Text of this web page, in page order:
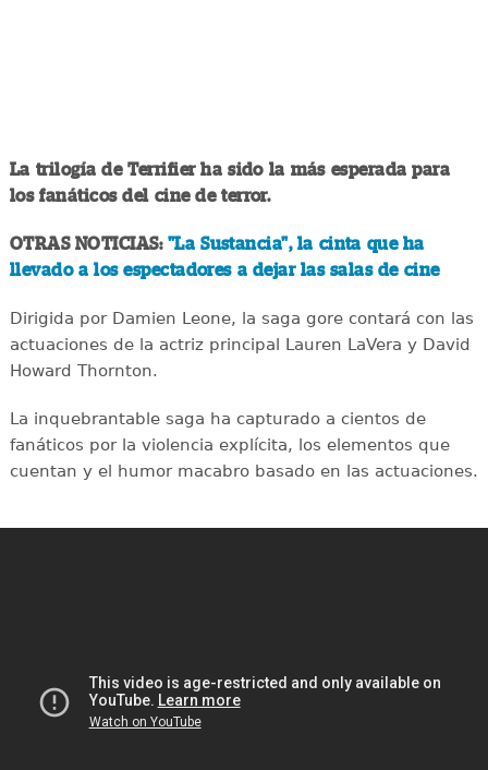
La trilogía de Terrifier ha sido la más esperada para
los fanáticos del cine de terror.
OTRAS NOTICIAS: "La Sustancia", la cinta que ha
llevado a los espectadores a dejar las salas de cine
Dirigida por Damien Leone, la saga gore contará con las
actuaciones de la actriz principal Lauren LaVera y David
Howard Thornton.
La inquebrantable saga ha capturado a cientos de
fanáticos por la violencia explícita, los elementos que
cuentan y el humor macabro basado en las actuaciones.